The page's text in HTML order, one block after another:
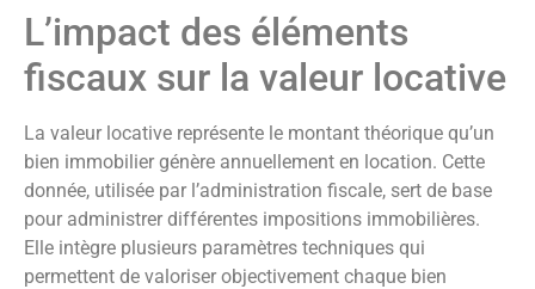
L’impact des éléments
fiscaux sur la valeur locative
La valeur locative représente le montant théorique qu’un
bien immobilier génère annuellement en location. Cette
donnée, utilisée par l’administration fiscale, sert de base
pour administrer différentes impositions immobilières.
Elle intègre plusieurs paramètres techniques qui
permettent de valoriser objectivement chaque bien